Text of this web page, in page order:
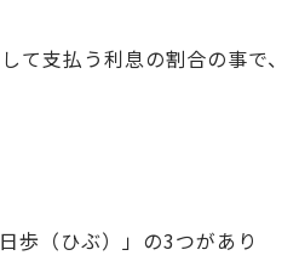
て支払う利息の割合の事で、
歩（ひぶ）」の3つがあり